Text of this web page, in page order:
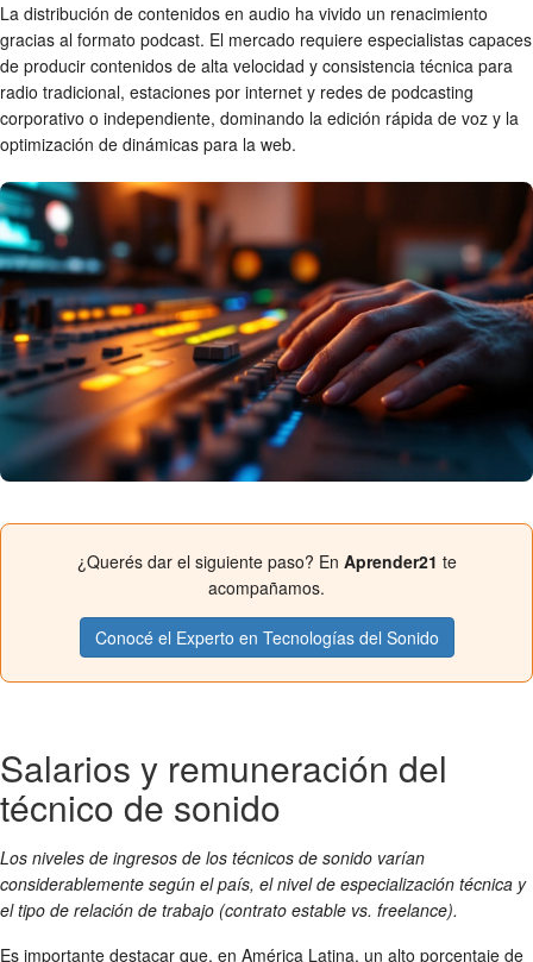
La distribución de contenidos en audio ha vivido un renacimiento
gracias al formato podcast. El mercado requiere especialistas capaces
de producir contenidos de alta velocidad y consistencia técnica para
radio tradicional, estaciones por internet y redes de podcasting
corporativo o independiente, dominando la edición rápida de voz y la
optimización de dinámicas para la web.
¿Querés dar el siguiente paso? En Aprender21 te
acompañamos.
Conocé el Experto en Tecnologías del Sonido
Salarios y remuneración del
técnico de sonido
Los niveles de ingresos de los técnicos de sonido varían
considerablemente según el país, el nivel de especialización técnica y
el tipo de relación de trabajo (contrato estable vs. freelance).
Es importante destacar que, en América Latina, un alto porcentaje de